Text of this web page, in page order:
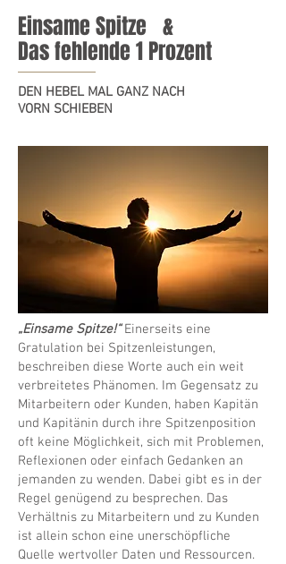
Einsame Spitze &
Das fehlende 1 Prozent
DEN HEBEL MAL GANZ NACH
VORN SCHIEBEN
„Einsame Spitze!“Einerseits eine
Gratulation bei Spitzenleistungen,
beschreiben diese Worte auch ein weit
verbreitetes Phänomen. Im Gegensatz zu
Mitarbeitern oder Kunden, haben Kapitän
und Kapitänin durch ihre Spitzenposition
oft keine Möglichkeit, sich mit Problemen,
Reflexionen oder einfach Gedanken an
jemanden zu wenden. Dabei gibt es in der
Regel genügend zu besprechen. Das
Verhältnis zu Mitarbeitern und zu Kunden
ist allein schon eine unerschöpfliche
Quelle wertvoller Daten und Ressourcen.